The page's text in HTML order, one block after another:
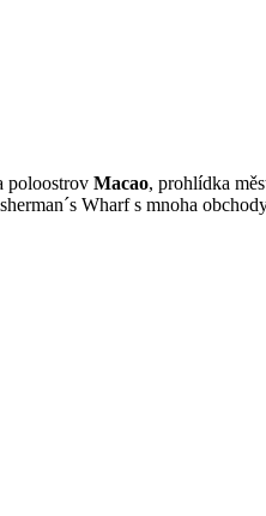
poloostrov Macao, prohlídka
Wharf s mnoha